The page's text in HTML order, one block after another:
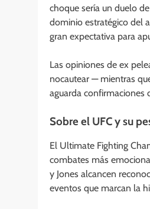
choque sería un duelo
dominio estratégico del
gran expectativa para
Las opiniones de ex
nocautear — mientras
aguarda confirmaciones
Sobre el UFC y su
El Ultimate Fighting
combates más
y Jones alcancen
eventos que marcan la